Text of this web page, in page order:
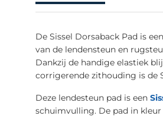
De Sissel Dorsaback Pad is
van de lendensteun en
Dankzij de handige elastiek
corrigerende zithouding is de
Deze lendesteun pad is een
schuimvulling. De pad in kleur